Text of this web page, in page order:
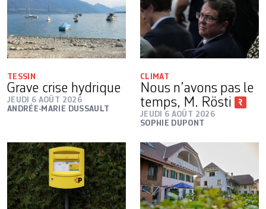
TESSIN
Grave crise hydrique
JEUDI 6 AOÛT 2026
ANDRÉE-MARIE DUSSAULT
CLIMAT
Nous n’avons pas le
temps, M. Rösti
JEUDI 6 AOÛT 2026
SOPHIE DUPONT